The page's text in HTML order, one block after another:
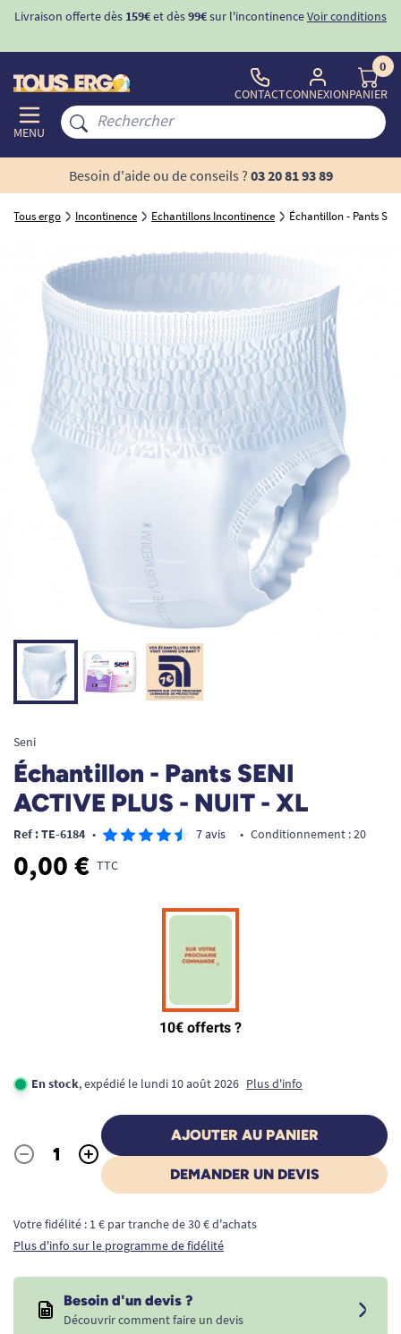
Livraison offerte dès 159€et dès99€sur l'incontinenceVoir conditions
MENU
CONTACTCONNEXION
0
PANIER
Besoin d'aide ou de conseils ? 03 20 81 93 89
Tous ergo Incontinence Echantillons Incontinence Échantillon - Pants
Seni
Échantillon - Pants SENI
ACTIVE PLUS - NUIT - XL
Ref : TE-6184 • 7 avis • Conditionnement : 20
0,00 € TTC
En stock, expédié le lundi 10 août 2026 Plus d'info
Quantité
- +
AJOUTER AU PANIER
DEMANDER UN DEVIS
Votre fidélité : 1 € par tranche de 30 € d'achats
Plus d'info sur le programme de fidélité
Besoin d'un devis ?
Découvrir comment faire un devis